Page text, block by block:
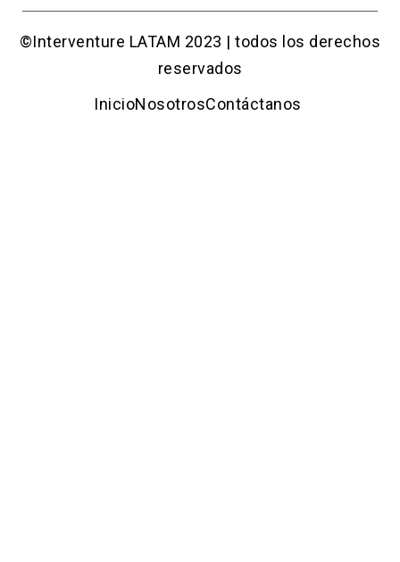
©Interventure LATAM 2023 | todos los derechos
reservados
InicioNosotrosContáctanos